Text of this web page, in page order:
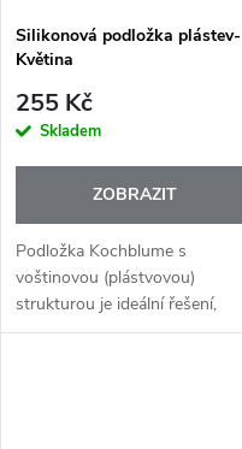
Silikonová podložka plástev-
Květina
255 Kč
Skladem
ZOBRAZIT
Podložka Kochblume s
voštinovou (plástvovou)
strukturou je ideální řešení,
když chceš ochránit ruce i